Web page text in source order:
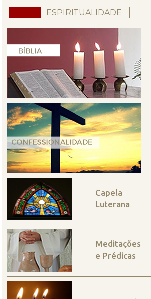
ESPIRITUALIDADE
Capela
Luterana
Meditações
e Prédicas